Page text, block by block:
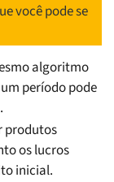
você pode se
algoritmo
período pode
produtos
os lucros
inicial.